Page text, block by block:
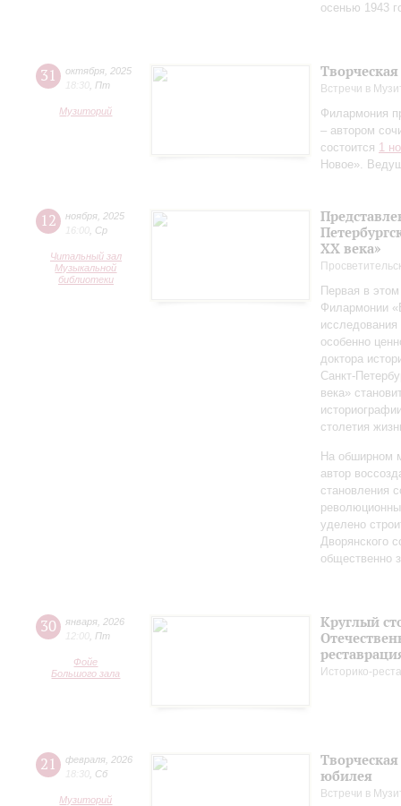
осенью 1943
31 октября 2025
18:30
Пт
Музиторий
Встречи в
Филармония
– автором
состоится 1
Новое».
12 ноября 2025
Ср
Читальный зал
Музыкальной
библиотеки
ХХ века»
Первая в
Филармонии
особенно
доктора
века»
столетия
На обширном
автор
становления
уделено
Дворянского
общественно
30 января 2026
12:00 Пт
Фойе
Большого зала
Круглый
Историко-
21 февраля 2026
18:30 Сб
Музиторий
юбилея
Встречи в